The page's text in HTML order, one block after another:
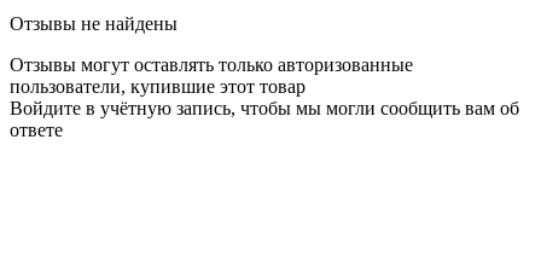
Отзывы не найдены
Отзывы могут оставлять только авторизованные
пользователи, купившие этот товар
Войдите в учётную запись, чтобы мы могли сообщить вам об
ответе